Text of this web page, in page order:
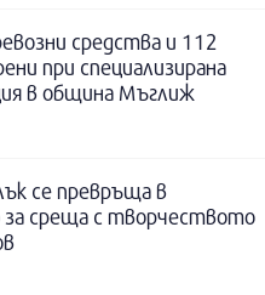
средства и 112
при специализирана
в община Мъглиж
се превръща в
среща с творчеството